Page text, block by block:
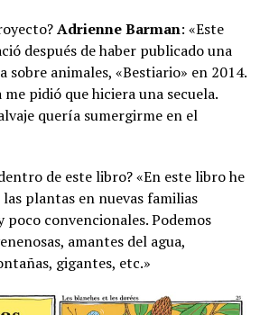
Adrienne Barman: «Este
después de haber publicado una
sobre animales, «Bestiario» en 2014.
pidió que hiciera una secuela.
quería sumergirme en el
de este libro? «En este libro he
plantas en nuevas familias
poco convencionales. Podemos
amantes del agua,
gigantes, etc.»